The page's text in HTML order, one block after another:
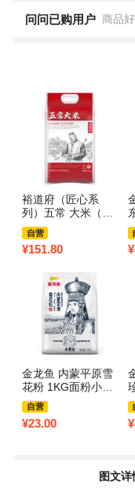
问问已购用户 商品
裕道府（匠心系
列）五常 大米（双
层袋真空装）5kg
自营
¥151.80
g
¥
金龙鱼 内蒙平原雪
花粉 1KG面粉小麦
粉面条馒头饺子
自营
¥23.00 ¥
图文详